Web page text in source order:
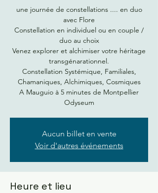
une journée de constellations .... en duo
avec Flore
Constellation en individuel ou en couple /
duo au choix
Venez explorer et alchimiser votre héritage
transgénarationnel.
Constellation Systémique, Familiales,
Chamaniques, Alchimiques, Cosmiques
A Mauguio à 5 minutes de Montpellier
Odyseum
Aucun billet en vente
Voir d'autres événements
Heure et lieu